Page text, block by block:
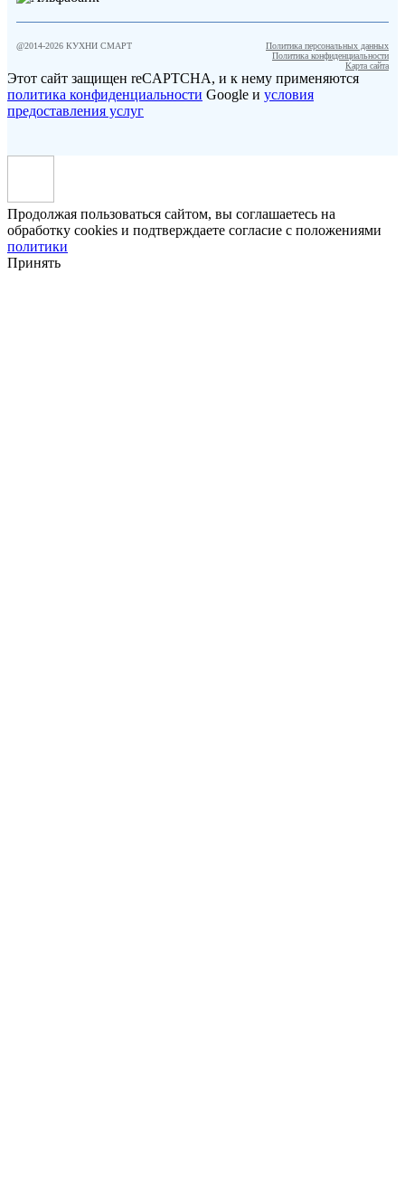
@2014-2026 КУХНИ СМАРТ
Политика персональных данных
Политика конфиденциальности
Карта сайта
Этот сайт защищен reCAPTCHA, и к нему применяются
политика конфиденциальности Google и условия
предоставления услуг
Продолжая пользоваться сайтом, вы соглашаетесь на
обработку cookies и подтверждаете согласие с положениями
политики
Принять